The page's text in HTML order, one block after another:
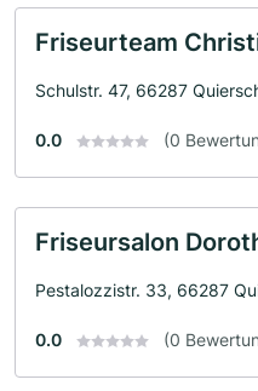
Friseurteam
Schulstr. 47, 66287
0.0 (0
Friseursalon
Pestalozzistr. 33, 66287
0.0 (0